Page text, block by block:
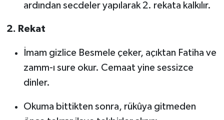
ardından secdeler yapılarak 2. rekata kalkılır.
2. Rekat
İmam gizlice Besmele çeker, açıktan Fatiha ve
zamm-ı sure okur. Cemaat yine sessizce
dinler.
Okuma bittikten sonra, rükûya gitmeden